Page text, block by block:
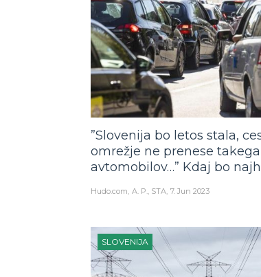
”Slovenija bo letos stala,
omrežje ne prenese
avtomobilov…” Kdaj bo
Hudo.com A. P., STA 7. Jun 2023
SLOVENIJA